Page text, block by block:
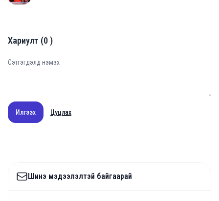
Хариулт (0)
Илгээх Цуцлах
Шинэ мэдээлэлтэй байгаарай